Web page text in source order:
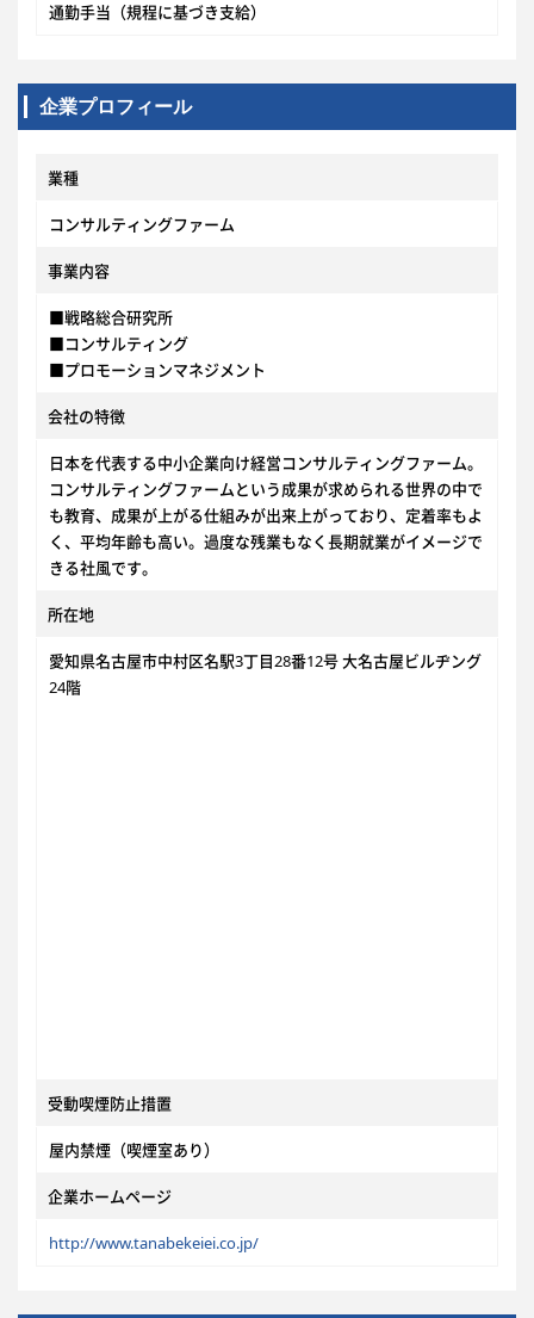
通勤手当（規程に基づき支給）
企業プロフィール
業種
コンサルティングファーム
事業内容
■戦略総合研究所
■コンサルティング
■プロモーションマネジメント
会社の特徴
日本を代表する中小企業向け経営コンサルティングファーム。
コンサルティングファームという成果が求められる世界の中で
も教育、成果が上がる仕組みが出来上がっており、定着率もよ
く、平均年齢も高い。過度な残業もなく長期就業がイメージで
きる社風です。
所在地
愛知県名古屋市中村区名駅3丁目28番12号 大名古屋ビルヂング
24階
受動喫煙防止措置
屋内禁煙（喫煙室あり）
企業ホームページ
http://www.tanabekeiei.co.jp/